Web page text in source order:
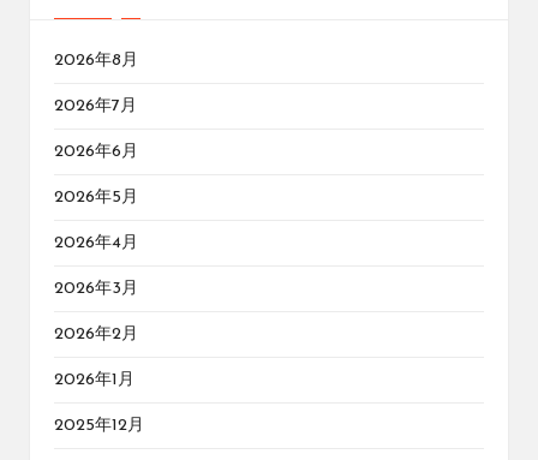
2026年8月
2026年7月
2026年6月
2026年5月
2026年4月
2026年3月
2026年2月
2026年1月
2025年12月